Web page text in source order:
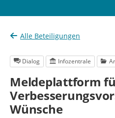
Alle Beteiligungen
Dialog Infozentrale
Meldeplattform
Wünsche